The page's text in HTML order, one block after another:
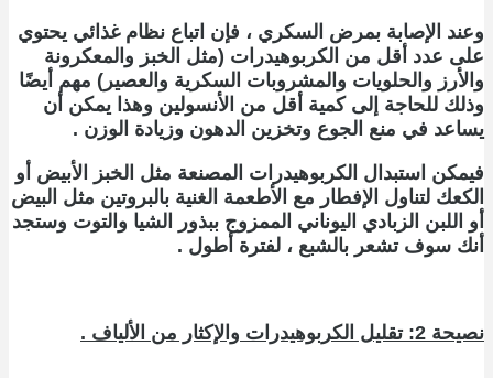
وعند الإصابة بمرض السكري ، فإن اتباع نظام غذائي يحتوي
على عدد أقل من الكربوهيدرات (مثل الخبز والمعكرونة
والأرز والحلويات والمشروبات السكرية والعصير) مهم أيضًا
وذلك للحاجة إلى كمية أقل من الأنسولين وهذا يمكن أن
يساعد في منع الجوع وتخزين الدهون وزيادة الوزن .
فيمكن استبدال الكربوهيدرات المصنعة مثل الخبز الأبيض أو
الكعك لتناول الإفطار مع الأطعمة الغنية بالبروتين مثل البيض
أو اللبن الزبادي اليوناني الممزوج ببذور الشيا والتوت وستجد
أنك سوف تشعر بالشبع ، لفترة أطول .
نصيحة 2: تقليل الكربوهيدرات والإكثار من الألياف .